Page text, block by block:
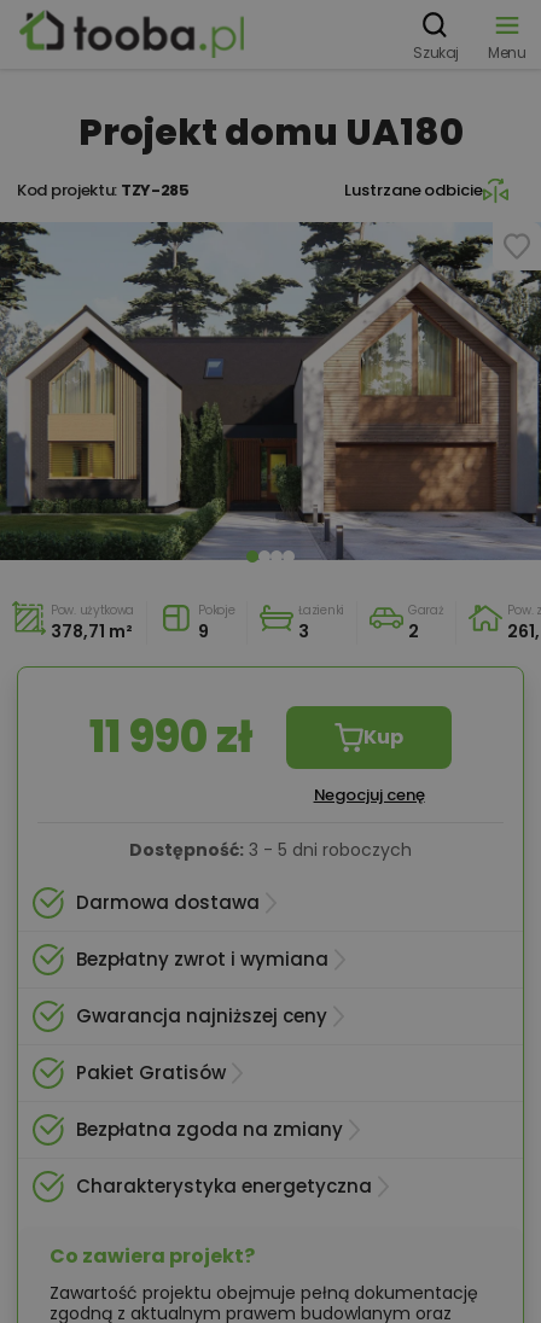
Szukaj Menu
Projekt domu UA180
Kod projektu: TZY-285 Lustrzane odbicie
Pow. użytkowa
378,71 m²
Pokoje
9
Łazienki
3
Garaż
2
Pow.
11 990 zł Kup
Negocjuj cenę
Dostępność: 3 - 5 dni roboczych
Darmowa dostawa
Bezpłatny zwrot i wymiana
Gwarancja najniższej ceny
Pakiet Gratisów
Bezpłatna zgoda na zmiany
Charakterystyka energetyczna
Co zawiera projekt?
Zawartość projektu obejmuje pełną dokumentację
zgodną z aktualnym prawem budowlanym oraz